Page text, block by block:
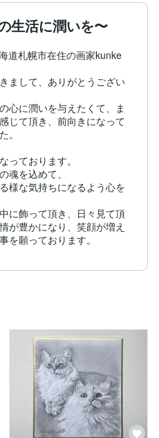
生活に潤いを〜
道札幌市在住の画家kunke
まして、ありがとうござい
心に潤いを与えたくて、ま
じて頂き、前向きになって
。
っております。
魂を込めて、
様な気持ちになるよう心を
に飾って頂き、日々見て頂
が豊かになり、笑顔が増え
を願っております。